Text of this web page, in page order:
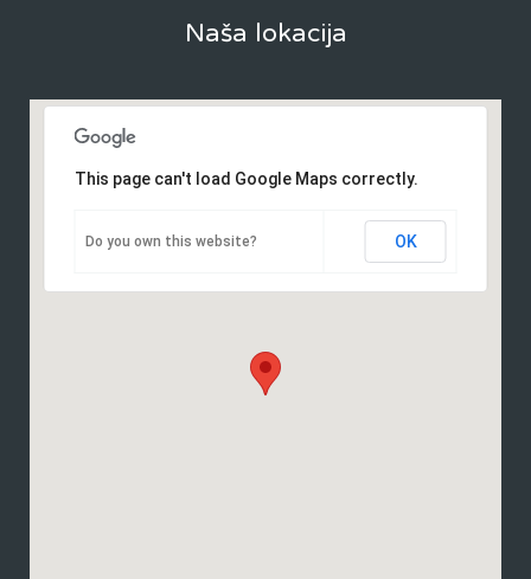
Naša lokacija
This page can't load Google Maps correctly.
Do you own this website? OK